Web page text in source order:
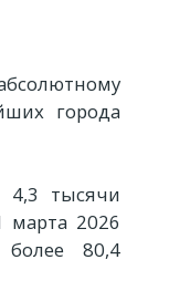
города
4,3 тысячи
2026
80,4